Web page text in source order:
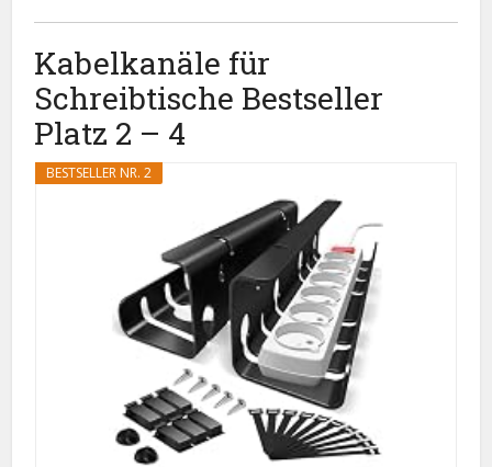
Kabelkanäle für
Schreibtische Bestseller
Platz 2 – 4
BESTSELLER NR. 2